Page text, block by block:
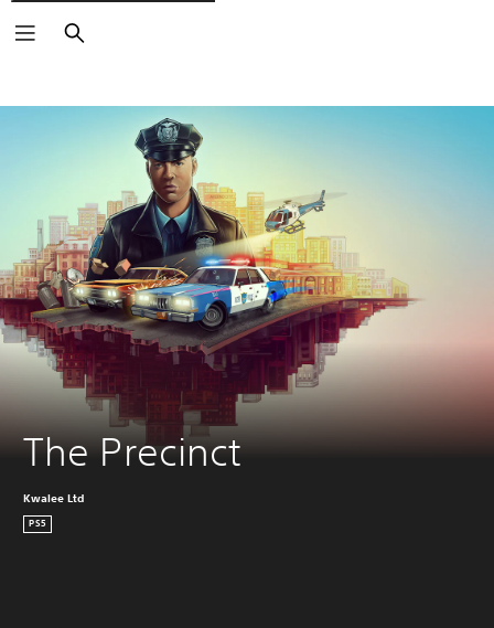
Buscar
The Precinct
Kwalee Ltd
PS5